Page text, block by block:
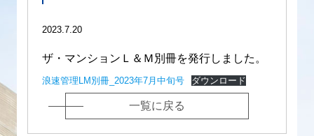
2023.7.20
ザ・マンションＬ＆Ｍ別冊を発行しました。
浪速管理LM別冊_2023年7月中旬号 ダウンロード
一覧に戻る